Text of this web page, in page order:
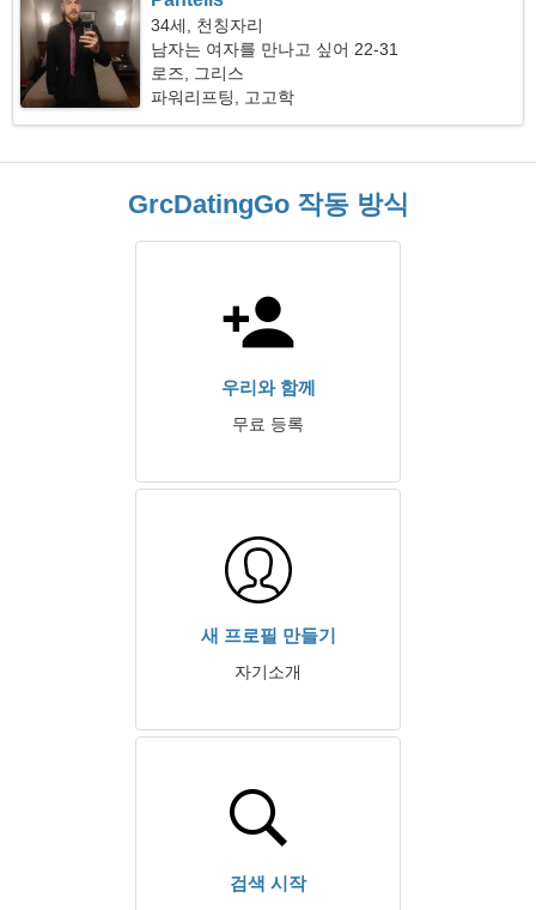
34세, 천칭자리
남자는 여자를 만나고 싶어 22-31
로즈, 그리스
파워리프팅, 고고학
GrcDatingGo 작동 방식
우리와 함께
무료 등록
새 프로필 만들기
자기소개
검색 시작